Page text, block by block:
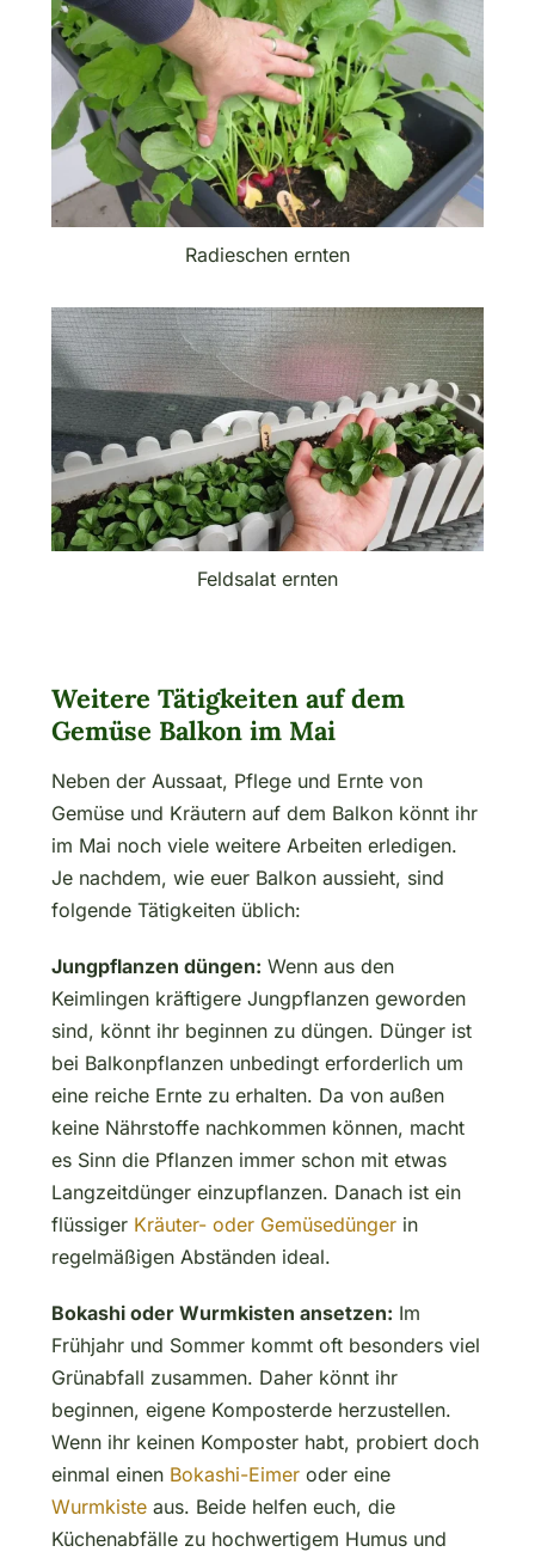
Radieschen ernten
Feldsalat ernten
Weitere Tätigkeiten auf dem
Gemüse Balkon im Mai
Neben der Aussaat, Pflege und Ernte von
Gemüse und Kräutern auf dem Balkon könnt ihr
im Mai noch viele weitere Arbeiten erledigen.
Je nachdem, wie euer Balkon aussieht, sind
folgende Tätigkeiten üblich:
Jungpflanzen düngen: Wenn aus den
Keimlingen kräftigere Jungpflanzen geworden
sind, könnt ihr beginnen zu düngen. Dünger ist
bei Balkonpflanzen unbedingt erforderlich um
eine reiche Ernte zu erhalten. Da von außen
keine Nährstoffe nachkommen können, macht
es Sinn die Pflanzen immer schon mit etwas
Langzeitdünger einzupflanzen. Danach ist ein
flüssiger Kräuter- oder Gemüsedüngerin
regelmäßigen Abständen ideal.
Bokashi oder Wurmkisten ansetzen: Im
Frühjahr und Sommer kommt oft besonders viel
Grünabfall zusammen. Daher könnt ihr
beginnen, eigene Komposterde herzustellen.
Wenn ihr keinen Komposter habt, probiert doch
einmal einen Bokashi-Eimeroder eine
Wurmkisteaus. Beide helfen euch, die
Küchenabfälle zu hochwertigem Humus und